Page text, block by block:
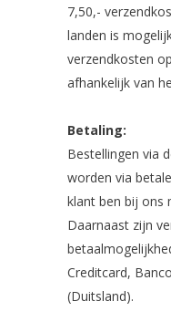
7,50,-
landen is
verzendkosten
afhankelijk van
Betaling:
Bestellingen via
worden via
klant ben bij ons
Daarnaast zijn
Creditcard,
(Duitsland).